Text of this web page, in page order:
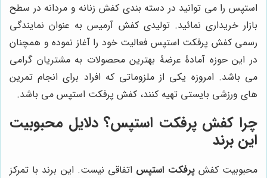
استپس را می توانید در دسته بندی کفش زنانه و مردانه در سطح
بازار خریداری نمائید. تولیدی کفش آرمیس به عنوان نمایندگی
رسمی کفش پرفکت استپس فعالیت خود را آغاز نموده و همچنان
در این حوزه آمادۀ عرضۀ بهترین محصولات به مشتریان گرامی
می باشد. امروزه یکی از ملزوماتی که افراد برای انجام تمرین
های ورزشی بایستی تهیه کنند، کفش پرفکت استپس می باشد.
چرا کفش پرفکت استپس؟ دلایل محبوبیت
این برند
محبوبیت کفشپرفکت استپس اتفاقی نیست. این برند با تمرکز